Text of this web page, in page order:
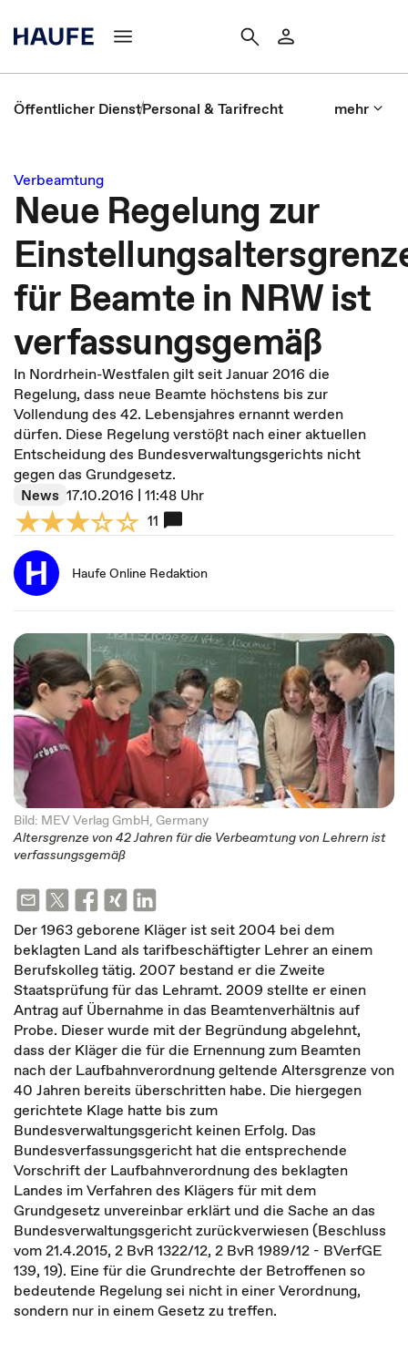
Öffentlicher DienstPersonal & Tarifrecht mehr
Verbeamtung
Neue Regelung zur
für Beamte in NRW ist
verfassungsgemäß
In Nordrhein-Westfalen gilt seit Januar 2016 die
Regelung, dass neue Beamte höchstens bis zur
Vollendung des 42. Lebensjahres ernannt werden
dürfen. Diese Regelung verstößt nach einer aktuellen
Entscheidung des Bundesverwaltungsgerichts nicht
gegen das Grundgesetz.
News 17.10.2016 | 11:48 Uhr
11
Haufe Online Redaktion
Bild: MEV Verlag GmbH, Germany
Altersgrenze von 42 Jahren für die Verbeamtung von Lehrern ist
verfassungsgemäß
Der 1963 geborene Kläger ist seit 2004 bei dem
beklagten Land als tarifbeschäftigter Lehrer an einem
Berufskolleg tätig. 2007 bestand er die Zweite
Staatsprüfung für das Lehramt. 2009 stellte er einen
Antrag auf Übernahme in das Beamtenverhältnis auf
Probe. Dieser wurde mit der Begründung abgelehnt,
dass der Kläger die für die Ernennung zum Beamten
nach der Laufbahnverordnung geltende Altersgrenze von
40 Jahren bereits überschritten habe. Die hiergegen
gerichtete Klage hatte bis zum
Bundesverwaltungsgericht keinen Erfolg. Das
Bundesverfassungsgericht hat die entsprechende
Vorschrift der Laufbahnverordnung des beklagten
Landes im Verfahren des Klägers für mit dem
Grundgesetz unvereinbar erklärt und die Sache an das
Bundesverwaltungsgericht zurückverwiesen (Beschluss
vom 21.4.2015, 2 BvR 1322/12, 2 BvR 1989/12 - BVerfGE
139, 19). Eine für die Grundrechte der Betroffenen so
bedeutende Regelung sei nicht in einer Verordnung,
sondern nur in einem Gesetz zu treffen.